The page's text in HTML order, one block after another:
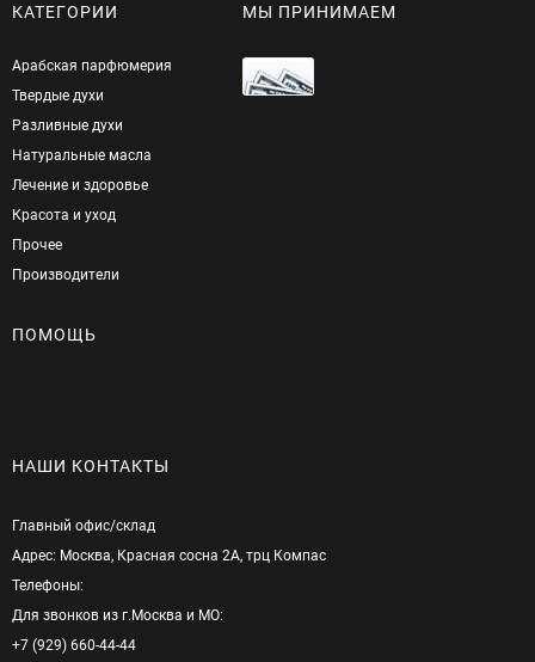
КАТЕГОРИИ
Арабская парфюмерия
Твердые духи
Разливные духи
Натуральные масла
Лечение и здоровье
Красота и уход
Прочее
Производители
МЫ ПРИНИМАЕМ
ПОМОЩЬ
НАШИ КОНТАКТЫ
Главный офис/cклад
Адрес: Москва, Красная сосна 2А, трц Компас
Телефоны:
Для звонков из г.Москва и МО:
+7 (929) 660-44-44